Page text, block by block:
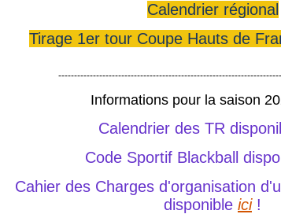
Calendrier régional
Tirage 1er tour Coupe Hauts de
Informations pour la saison
Calendrier des TR
Code Sportif Blackball
Cahier des Charges d'organisation
disponible ici!